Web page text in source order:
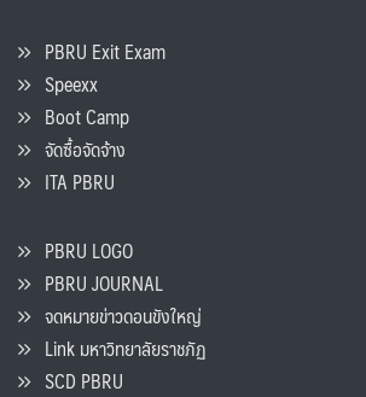
PBRU Exit Exam
Speexx
Boot Camp
จัดซื้อจัดจ้าง
ITA PBRU
PBRU LOGO
PBRU JOURNAL
จดหมายข่าวดอนขังใหญ่
Link มหาวิทยาลัยราชภัฏ
SCD PBRU